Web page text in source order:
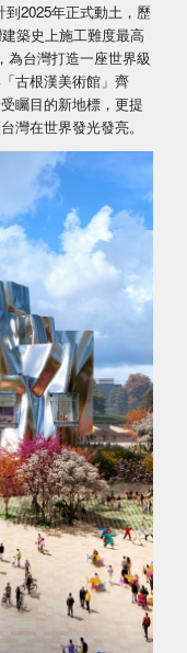
2025年正式動土，歷
築史上施工難度最高
為台灣打造一座世界級
古根漢美術館」齊
矚目的新地標，更提
灣在世界發光發亮。